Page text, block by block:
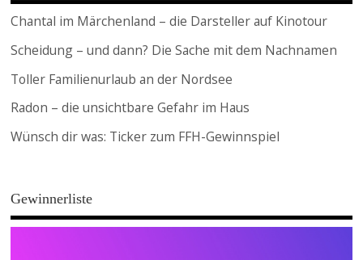
Chantal im Märchenland – die Darsteller auf Kinotour
Scheidung – und dann? Die Sache mit dem Nachnamen
Toller Familienurlaub an der Nordsee
Radon – die unsichtbare Gefahr im Haus
Wünsch dir was: Ticker zum FFH-Gewinnspiel
Gewinnerliste